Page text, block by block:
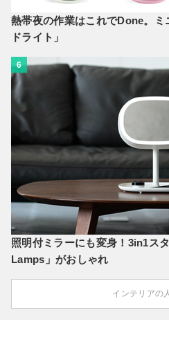
熱帯夜の作業はこれでDone。
ドライト」
6
照明付ミラーにも変身！3in1ス
Lamps」がおしゃれ
インテリアの